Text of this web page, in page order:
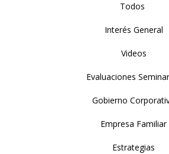
Todos
Interés General
Videos
Evaluaciones
Gobierno
Empresa Familiar
Estrategias